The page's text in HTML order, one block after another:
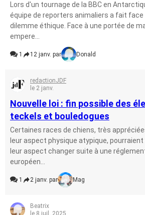
Lors d'un tournage de la BBC en
équipe de reporters animaliers a fait face
dilemme éthique. Face à une portée de
empere...
1 12 janv. par Donald
redactionJDF
le 2 janv.
Nouvelle loi : fin possible des
teckels et bouledogues
Certaines races de chiens, très
leur aspect physique atypique, pourraient
leur aspect changer suite à une
européen...
1 2 janv. par Mag
Beatrix
le 8 juil. 2025